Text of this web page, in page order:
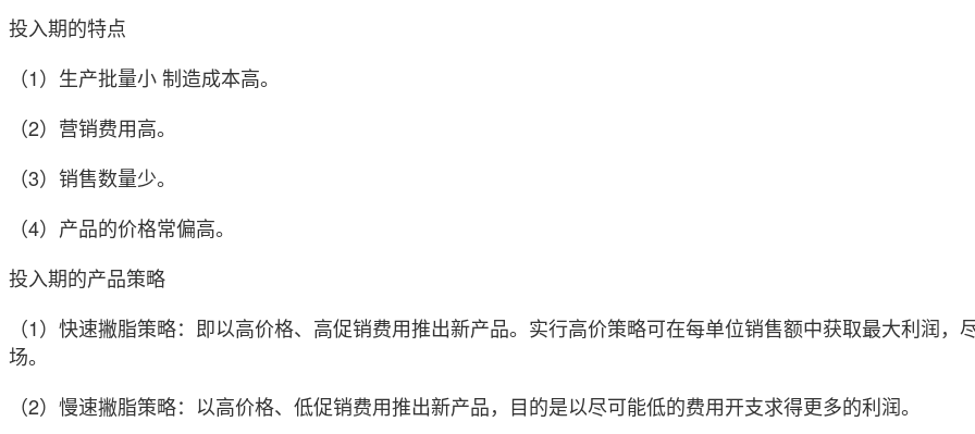
投入期的特点
（1）生产批量小 制造成本高。
（2）营销费用高。
（3）销售数量少。
（4）产品的价格常偏高。
投入期的产品策略
（1）快速撇脂策略：即以高价格、高促销费用推出新产品。实行高价策略可在每单位销售额中获取最大利润
场。
（2）慢速撇脂策略：以高价格、低促销费用推出新产品，目的是以尽可能低的费用开支求得更多的利润。